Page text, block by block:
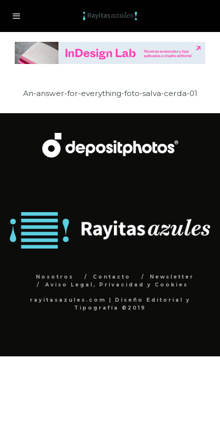
An-answer-for-everything-foto-salva-cerda-01
Nosotros Contacto
Newsletter
Aviso Legal, Privacidad y Cookies
rayitasazules.com | Diseño Editorial y
Tipografía ©2019